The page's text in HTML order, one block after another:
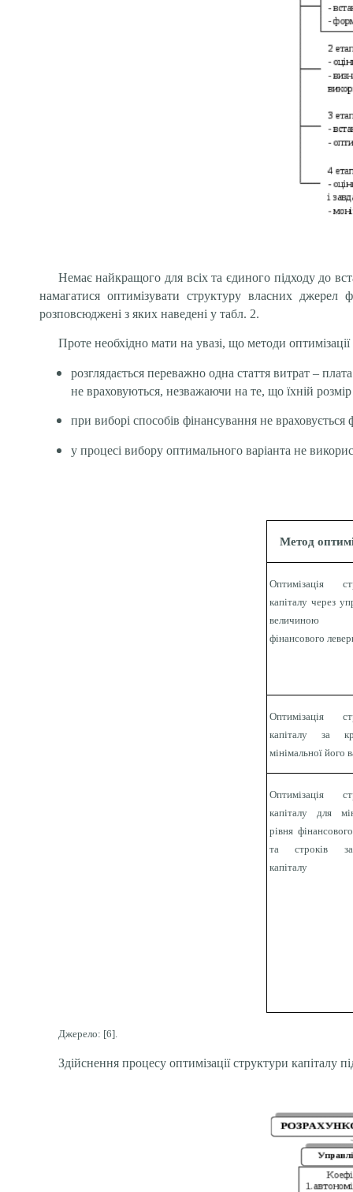
Немає найкращого для всіх та єдиного підходу до
намагатися оптимізувати структуру власних джерел
розповсюджені з яких наведені у табл. 2.
Проте необхідно мати на увазі, що методи
розглядається переважно одна стаття витрат –
не враховуються, незважаючи на те, що їхній
при виборі способів фінансування не враховується
у процесі вибору оптимального варіанта не
Метод
Оптимізація
капіталу через
величиною
фінансового
Оптимізація
капіталу за
мінімальної його
Оптимізація
капіталу для
рівня
та строків
капіталу
Джерело: [6].
Здійснення процесу оптимізації структури капіталу